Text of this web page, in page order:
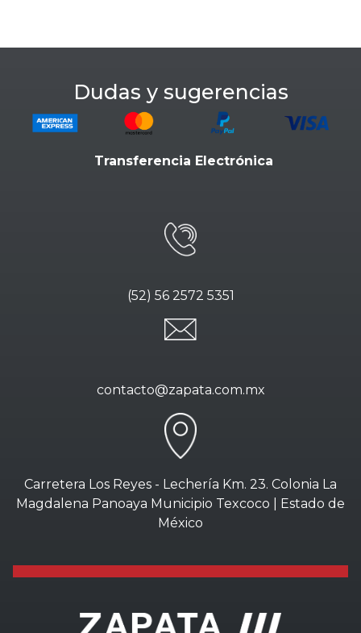
Dudas y sugerencias
Transferencia Electrónica
(52) 56 2572 5351
contacto@zapata.com.mx
Carretera Los Reyes - Lechería Km. 23. Colonia La
Magdalena Panoaya Municipio Texcoco | Estado de
México